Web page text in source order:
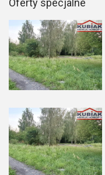
Oferty specjalne